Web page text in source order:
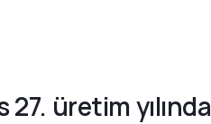
üretim yılında